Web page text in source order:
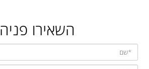
השאירו פניה